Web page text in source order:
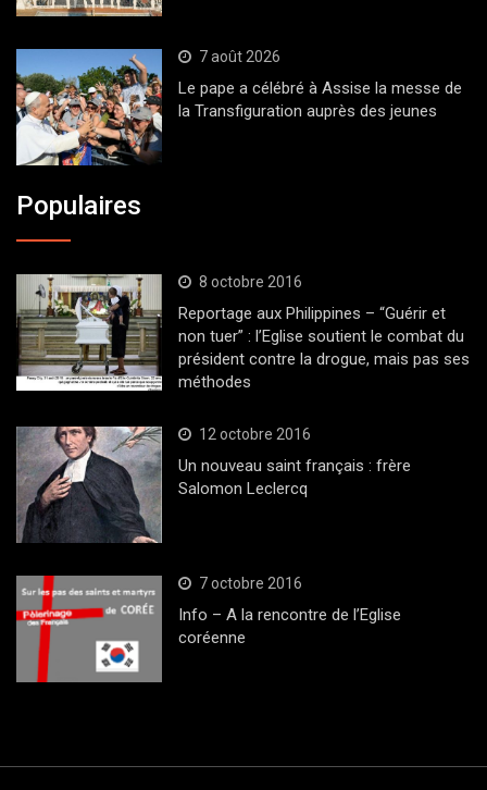
7 août 2026
Le pape a célébré à Assise la messe de
la Transfiguration auprès des jeunes
Populaires
8 octobre 2016
Reportage aux Philippines – “Guérir et
non tuer” : l’Eglise soutient le combat du
président contre la drogue, mais pas ses
méthodes
12 octobre 2016
Un nouveau saint français : frère
Salomon Leclercq
7 octobre 2016
Info – A la rencontre de l’Eglise
coréenne